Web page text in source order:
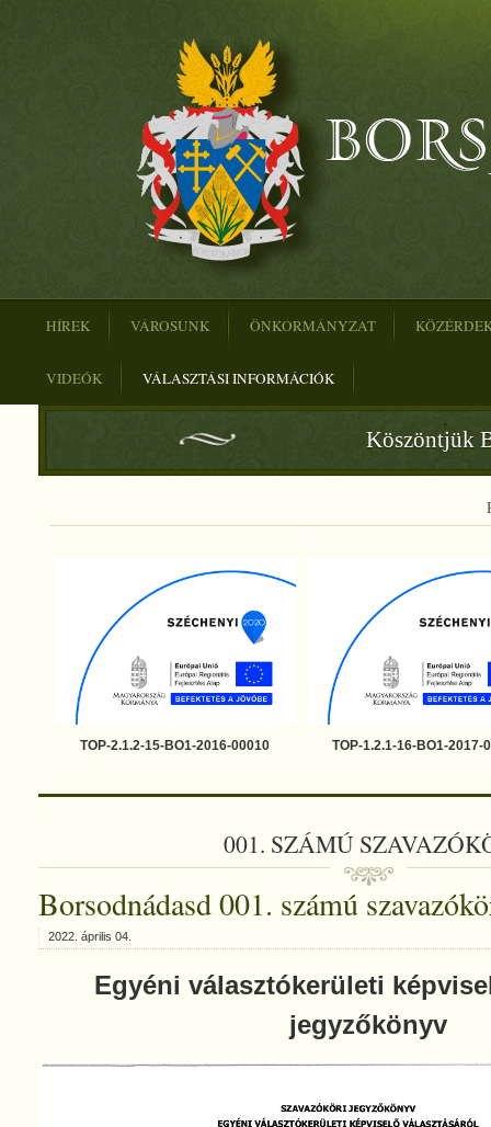
HÍREK VÁROSUNK ÖNKORMÁNYZAT
VIDEÓK VÁLASZTÁSI INFORMÁCIÓK
Köszöntjük
TOP-2.1.2-15-BO1-2016-00010 TOP-1.2.1-16-BO1-2017-
001. SZÁMÚ
Borsodnádasd 001. számú
2022. április 04.
Egyéni választókerületi
jegyzőkönyv